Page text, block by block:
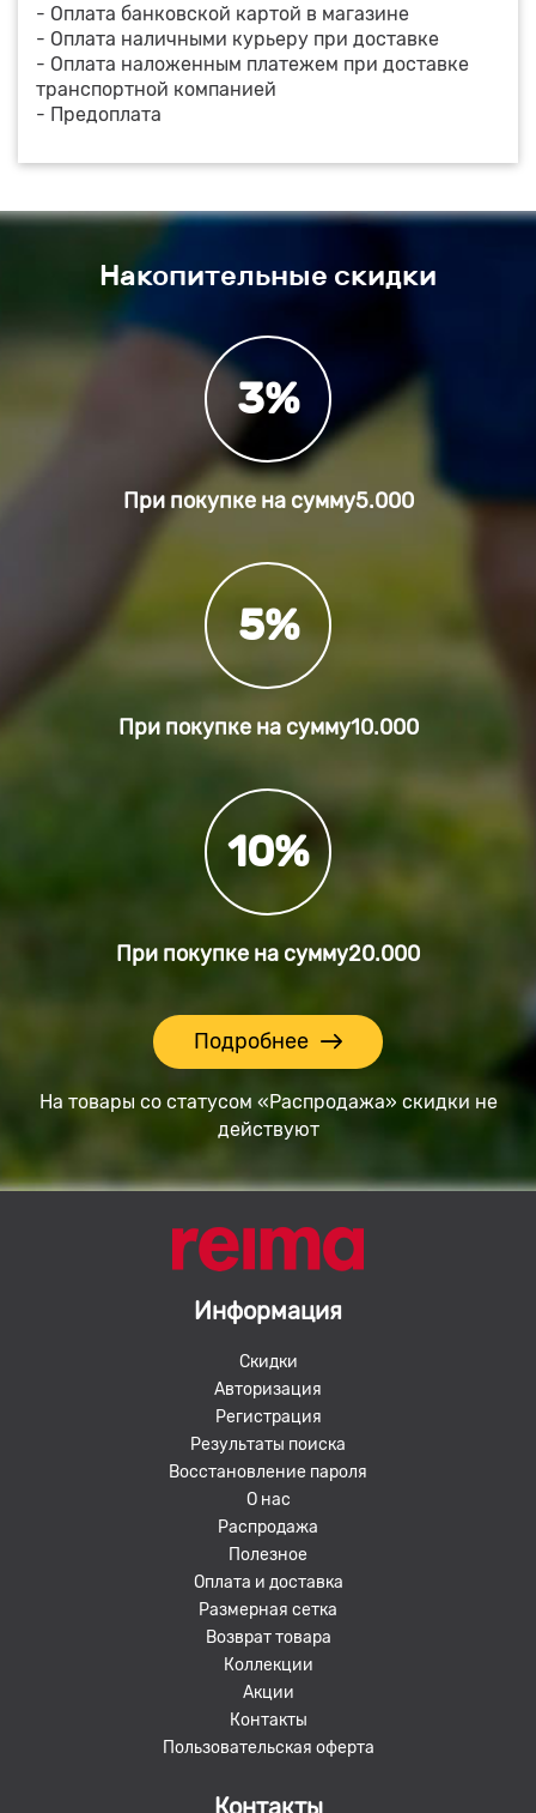
- Оплата банковской картой в магазине
- Оплата наличными курьеру при доставке
- Оплата наложенным платежем при доставке
транспортной компанией
- Предоплата
Накопительные скидки
3%
При покупке на сумму5.000
5%
При покупке на сумму10.000
10%
При покупке на сумму20.000
Подробнее
На товары со статусом «Распродажа» скидки не
действуют
Информация
Скидки
Авторизация
Регистрация
Результаты поиска
Восстановление пароля
О нас
Распродажа
Полезное
Оплата и доставка
Размерная сетка
Возврат товара
Коллекции
Акции
Контакты
Пользовательская оферта
Контакты